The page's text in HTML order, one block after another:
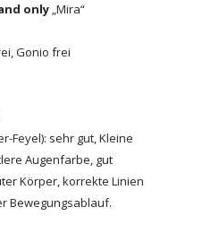
only „Mira“
Gonio frei
Feyel): sehr gut, Kleine
Augenfarbe, gut
Körper, korrekte Linien
Bewegungsablauf.